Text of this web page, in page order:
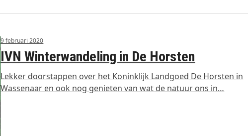
9 februari 2020
IVN Winterwandeling in De Horsten
Lekker doorstappen over het Koninklijk Landgoed De Horsten in
Wassenaar en ook nog genieten van wat de natuur ons in…